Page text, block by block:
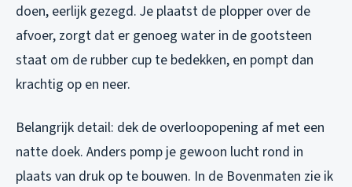
doen, eerlijk gezegd. Je plaatst de plopper over de
afvoer, zorgt dat er genoeg water in de gootsteen
staat om de rubber cup te bedekken, en pompt dan
krachtig op en neer.
Belangrijk detail: dek de overloopopening af met een
natte doek. Anders pomp je gewoon lucht rond in
plaats van druk op te bouwen. In de Bovenmaten zie ik